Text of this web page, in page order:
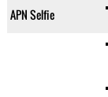
APN Selfie